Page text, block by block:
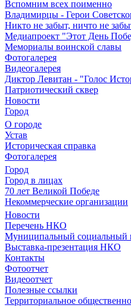
Вспомним всех поименно
Владимирцы - Герои
Никто не забыт, ничто не
Медиапроект "Этот День
Мемориалы воинской славы
Фотогалерея
Видеогалерея
Диктор Левитан - "Голос
Патриотический сквер
Новости
Город
О городе
Устав
Историческая справка
Фотогалерея
Город
Город в лицах
70 лет Великой Победе
Некоммерческие организации
Новости
Перечень НКО
Муниципальный социальный
Выставка-презентация НКО
Контакты
Фотоотчет
Видеоотчет
Полезные ссылки
Территориальное